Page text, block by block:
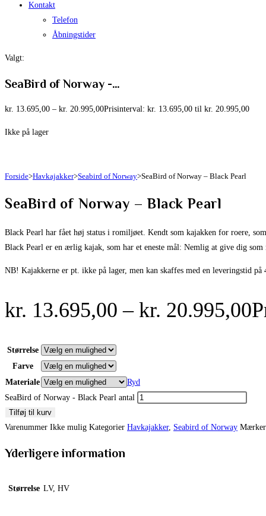
Kontakt
Telefon
Åbningstider
Valgt:
SeaBird of Norway -…
kr. 13.695,00 – kr. 20.995,00Prisinterval: kr. 13.695,00 til kr. 20.995,00
Ikke på lager
Forside>Havkajakker>Seabird of Norway>SeaBird of Norway – Black Pearl
SeaBird of Norway – Black Pearl
Black Pearl har fået høj status i romiljøet. Kendt som kajakken for roere,
Black Pearl er en ærlig kajak, som har et eneste mål: Nemlig at give dig
NB! Kajakkerne er pt. ikke på lager, men kan skaffes med en leveringstid på
kr. 13.695,00 – kr. 20.995,00
Størrelse
Farve
Materiale
Ryd
SeaBird of Norway - Black Pearl antal
Tilføj til kurv
Varenummer Ikke mulig Kategorier Havkajakker, Seabird of Norway Mærker
Yderligere information
Størrelse LV, HV